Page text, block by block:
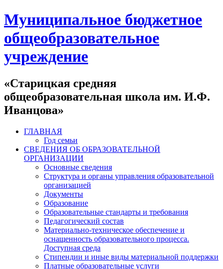
Муниципальное бюджетное
общеобразовательное
учреждение
«Старицкая средняя
общеобразовательная школа им. И.Ф.
Иванцова»
ГЛАВНАЯ
Год семьи
СВЕДЕНИЯ ОБ ОБРАЗОВАТЕЛЬНОЙ
ОРГАНИЗАЦИИ
Основные сведения
Структура и органы управления образовательной
организацией
Документы
Образование
Образовательные стандарты и требования
Педагогический состав
Материально-техническое обеспечение и
оснащенность образовательного процесса.
Доступная среда
Стипендии и иные виды материальной поддержки
Платные образовательные услуги